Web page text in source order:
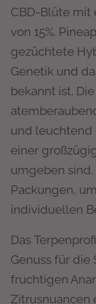
CBD-Blüte mit
von 15%.
gezüchtete
Genetik und
bekannt ist.
und leuchtend
einer
umgeben
Packungen,
individuellen
Das
Genuss für die
fruchtigen
Zitrusnuancen